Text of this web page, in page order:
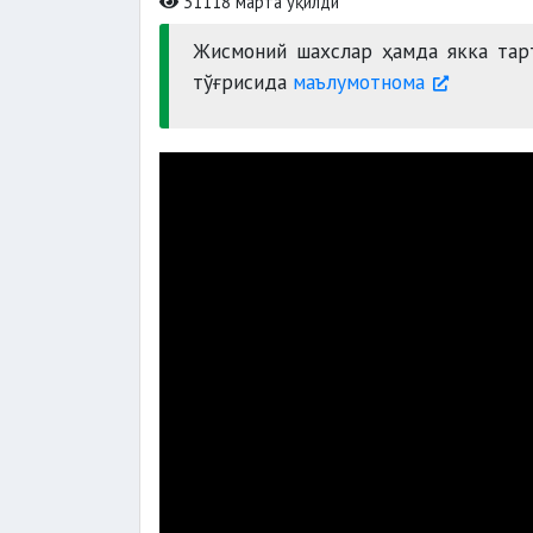
Жисмоний шахслар ҳамда якка
тўғрисида маълумотнома